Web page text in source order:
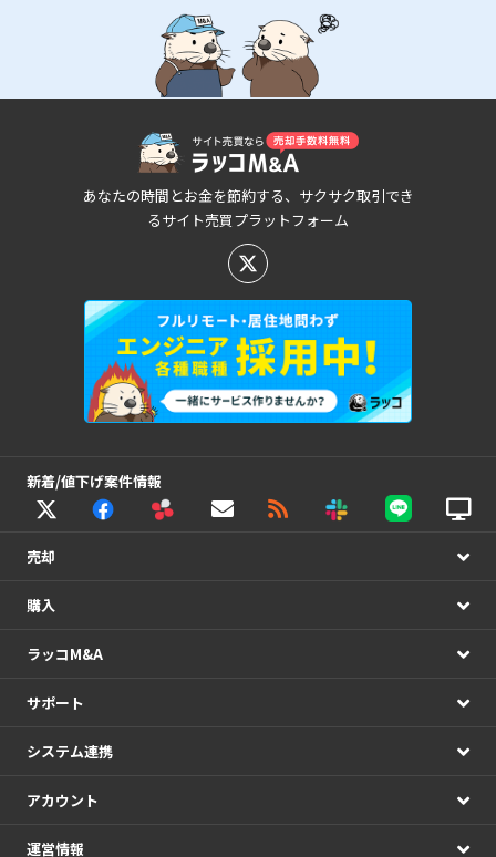
あなたの時間とお金を節約する、サクサク取引でき
るサイト売買プラットフォーム
新着/値下げ案件情報
売却
購入
ラッコM&A
サポート
システム連携
アカウント
運営情報